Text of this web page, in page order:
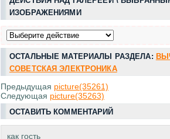
ИЗОБРАЖЕНИЯМИ
ОСТАЛЬНЫЕ МАТЕРИАЛЫ РАЗДЕЛА:
СОВЕТСКАЯ ЭЛЕКТРОНИКА
Предыдущая picture(35261)
Следующая picture(35263)
ОСТАВИТЬ КОММЕНТАРИЙ
как гость